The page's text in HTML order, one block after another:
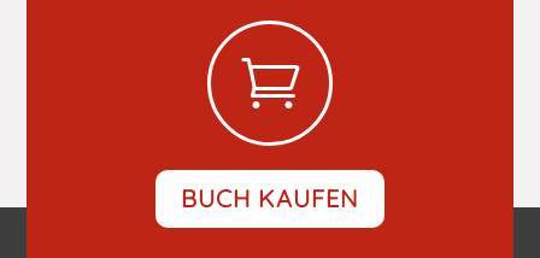

BUCH KAUFEN